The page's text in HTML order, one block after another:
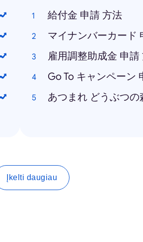
給付金 申請 方法
マイナンバーカード
雇用調整助成金 申請
Go To キャンペーン
あつまれ どうぶつ
Įkelti daugiau